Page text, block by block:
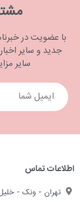
با عضویت در
جدید و سایر
سایر
اطلاعات تماس
تهران - ونک -